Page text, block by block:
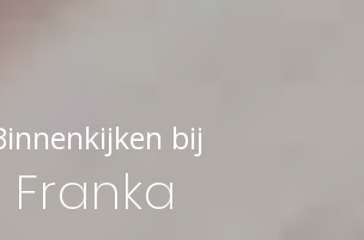
bij
Franka